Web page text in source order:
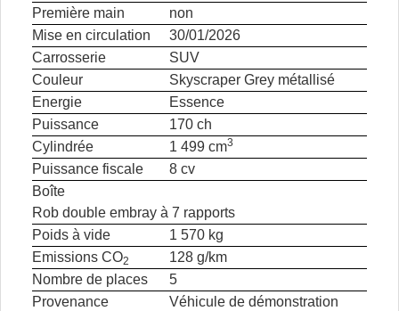
Première main
non
Mise en circulation
30/01/2026
Carrosserie
SUV
Couleur
Skyscraper Grey métallisé
Energie
Essence
Puissance
170 ch
Cylindrée
1 499 cm3
Puissance fiscale
8 cv
Boîte
Rob double embray à 7 rapports
Poids à vide
1 570 kg
Emissions CO2
128 g/km
Nombre de places
5
Provenance
Véhicule de démonstration